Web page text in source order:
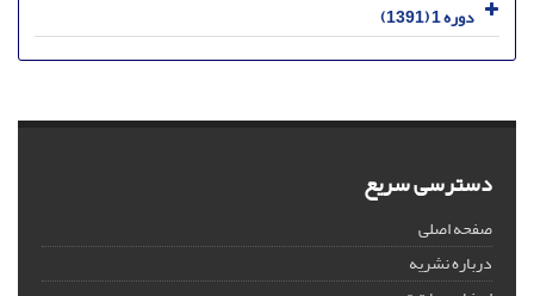
دوره 1 (1391)
دسترسی سریع
صفحه اصلی
درباره نشریه